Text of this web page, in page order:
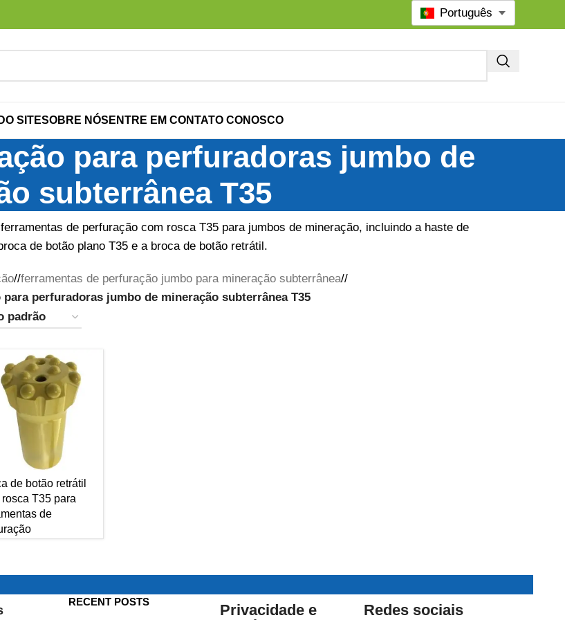
SITESOBRE NÓS ENTRE EM CONTATO CONOSCO
Português
para perfuradoras jumbo de
subterrânea T35
de perfuração com rosca T35 para jumbos de mineração, incluindo a haste de
de botão plano T35 e a broca de botão retrátil.
/ ferramentas de perfuração jumbo para mineração subterrânea/
perfuradoras jumbo de mineração subterrânea T35
de botão retrátil
T35 para
de
RECENT POSTS
Privacidade e
Redes sociais